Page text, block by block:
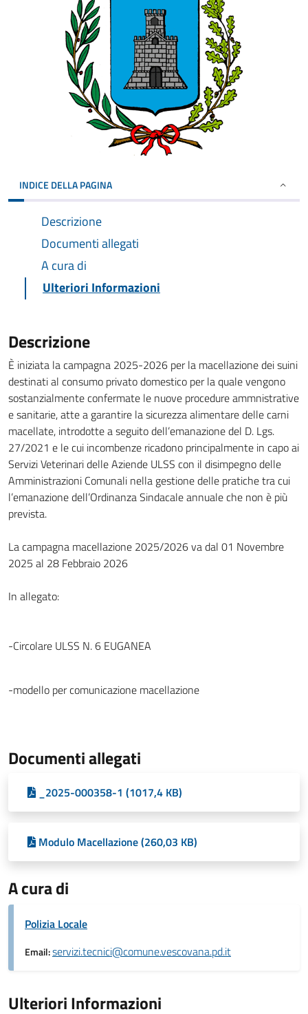
INDICE DELLA PAGINA
Descrizione
Documenti allegati
A cura di
Ulteriori Informazioni
Descrizione
È iniziata la campagna 2025-2026 per la macellazione dei suini
destinati al consumo privato domestico per la quale vengono
sostanzialmente confermate le nuove procedure ammnistrative
e sanitarie, atte a garantire la sicurezza alimentare delle carni
macellate, introdotte a seguito dell’emanazione del D. Lgs.
27/2021 e le cui incombenze ricadono principalmente in capo ai
Servizi Veterinari delle Aziende ULSS con il disimpegno delle
Amministrazioni Comunali nella gestione delle pratiche tra cui
l’emanazione dell’Ordinanza Sindacale annuale che non è più
prevista.
La campagna macellazione 2025/2026 va dal 01 Novembre
2025 al 28 Febbraio 2026
In allegato:
-Circolare ULSS N. 6 EUGANEA
-modello per comunicazione macellazione
Documenti allegati
_2025-000358-1 (1017,4 KB)
Modulo Macellazione (260,03 KB)
A cura di
Polizia Locale
Email:servizi.tecnici@comune.vescovana.pd.it
Ulteriori Informazioni